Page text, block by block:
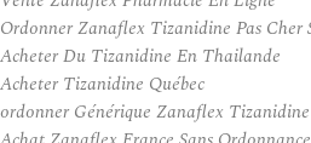
Ordonner Zanaflex Tizanidine Pas Cher
Acheter Du Tizanidine En Thailande
Acheter Tizanidine Québec
ordonner Générique Zanaflex